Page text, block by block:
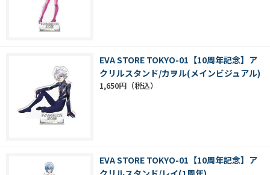
EVA STORE TOKYO-01【10周年記念】ア
クリルスタンド/カヲル(メインビジュアル)
1,650円
EVA STORE TOKYO-01【10周年記念】ア